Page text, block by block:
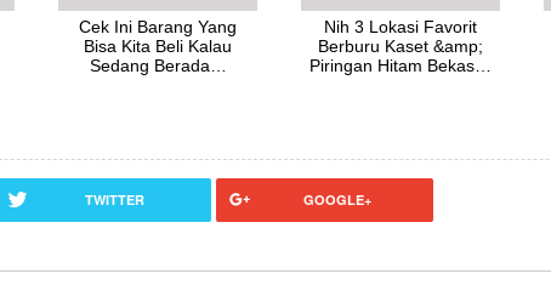
Cek Ini Barang Yang
Bisa Kita Beli Kalau
Sedang Berada…
Nih 3 Lokasi Favorit
Berburu Kaset &amp;
Piringan Hitam Bekas…
TWITTER GOOGLE+